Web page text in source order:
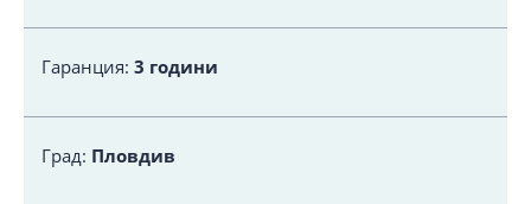
Гаранция: 3 години
Град: Пловдив